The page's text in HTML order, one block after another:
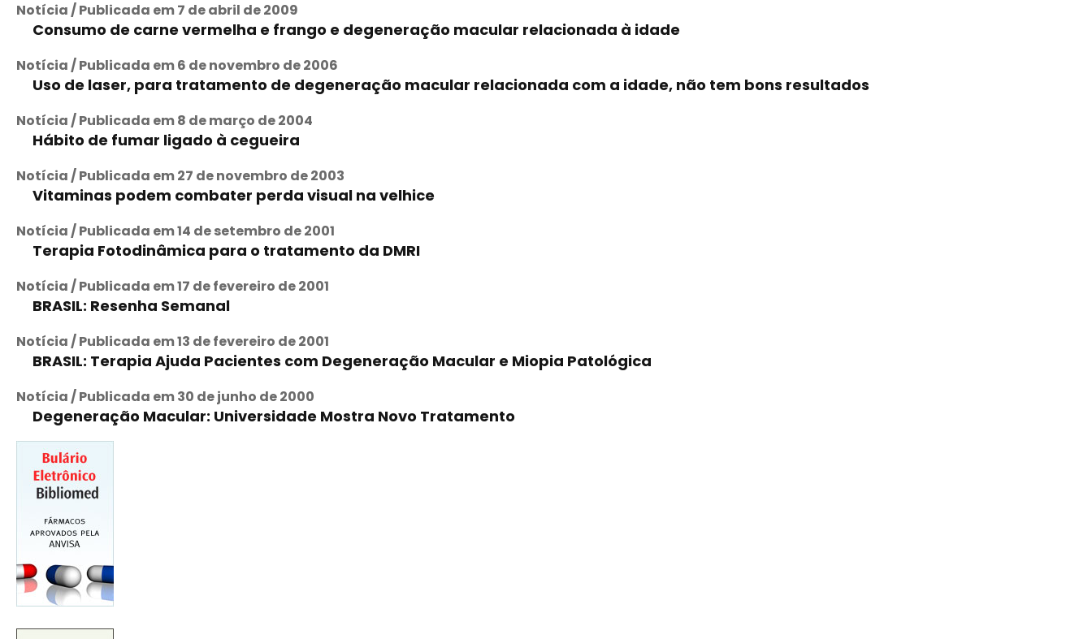
Notícia / Publicada em 7 de abril de 2009
Consumo de carne vermelha e frango e degeneração macular relacionada à idade
Notícia / Publicada em 6 de novembro de 2006
Uso de laser, para tratamento de degeneração macular relacionada com a idade, não tem bons resultados
Notícia / Publicada em 8 de março de 2004
Hábito de fumar ligado à cegueira
Notícia / Publicada em 27 de novembro de 2003
Vitaminas podem combater perda visual na velhice
Notícia / Publicada em 14 de setembro de 2001
Terapia Fotodinâmica para o tratamento da DMRI
Notícia / Publicada em 17 de fevereiro de 2001
BRASIL: Resenha Semanal
Notícia / Publicada em 13 de fevereiro de 2001
BRASIL: Terapia Ajuda Pacientes com Degeneração Macular e Miopia Patológica
Notícia / Publicada em 30 de junho de 2000
Degeneração Macular: Universidade Mostra Novo Tratamento